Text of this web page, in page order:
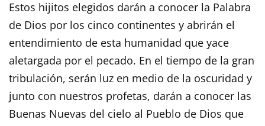
Estos hijitos elegidos darán a conocer la Palabra
de Dios por los cinco continentes y abrirán el
entendimiento de esta humanidad que yace
aletargada por el pecado. En el tiempo de la gran
tribulación, serán luz en medio de la oscuridad y
junto con nuestros profetas, darán a conocer las
Buenas Nuevas del cielo al Pueblo de Dios que